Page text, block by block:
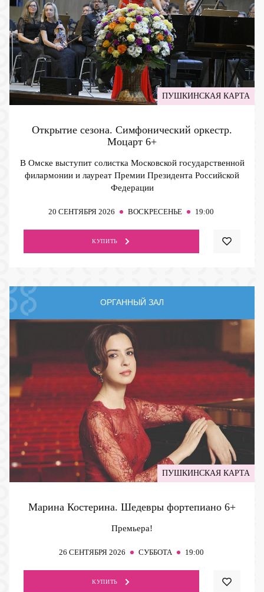
ПУШКИНСКАЯ КАРТА
Открытие сезона. Симфонический оркестр.
Моцарт 6+
В Омске выступит солистка Московской государственной
филармонии и лауреат Премии Президента Российской
Федерации
20 СЕНТЯБРЯ 2026 ВОСКРЕСЕНЬЕ 19:00
КУПИТЬ
ОРГАННЫЙ ЗАЛ
ПУШКИНСКАЯ КАРТА
Марина Костерина. Шедевры фортепиано 6+
Премьера!
26 СЕНТЯБРЯ 2026 СУББОТА 19:00
КУПИТЬ